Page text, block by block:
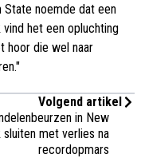
State noemde dat een
het een opluchting
hoor die wel naar
Volgend artikel
in New
sluiten met verlies na
recordopmars